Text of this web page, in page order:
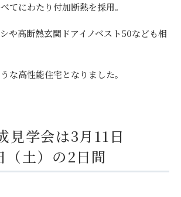
てにわたり付加断熱を採用。
や高断熱玄関ドアイノベスト50なども相
な高性能住宅となりました。
見学会は3月11日
（土）の2日間